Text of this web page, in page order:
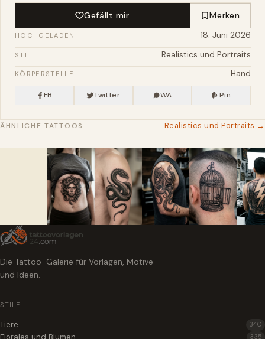
Gefällt mir Merken
HOCHGELADEN 18. Juni 2026
STIL Realistics und Portraits
KÖRPERSTELLE Hand
FB Twitter WA Pin
ÄHNLICHE TATTOOS Realistics und Portraits →
Die Tattoo-Galerie für Vorlagen, Motive
und Ideen.
STILE
Tiere 340
335